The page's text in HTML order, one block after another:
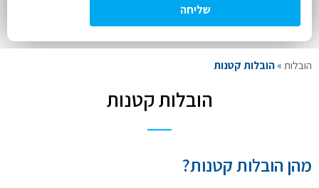
שליחה
הובלות » הובלות קטנות
הובלות קטנות
מהן הובלות קטנות?